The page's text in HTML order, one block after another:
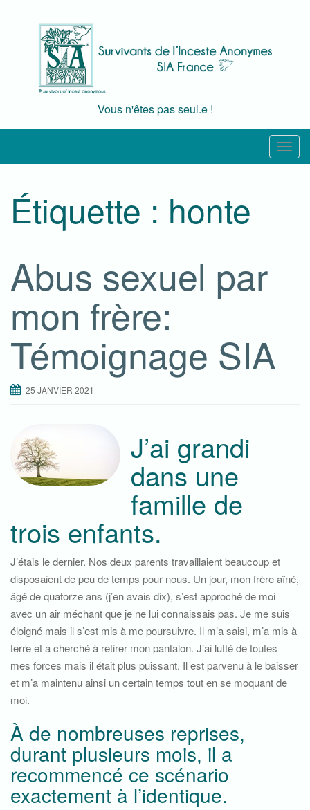
Vous n'êtes pas seul.e !
T
o
Étiquette : honte
Abus sexuel par
mon frère:
Témoignage SIA
25 JANVIER 2021
J’ai grandi
dans une
famille de
trois enfants.
J’étais le dernier. Nos deux parents travaillaient beaucoup et
disposaient de peu de temps pour nous. Un jour, mon frère aîné,
âgé de quatorze ans (j’en avais dix), s’est approché de moi
avec un air méchant que je ne lui connaissais pas. Je me suis
éloigné mais il s’est mis à me poursuivre. Il m’a saisi, m’a mis à
terre et a cherché à retirer mon pantalon. J’ai lutté de toutes
mes forces mais il était plus puissant. Il est parvenu à le baisser
et m’a maintenu ainsi un certain temps tout en se moquant de
moi.
À de nombreuses reprises,
durant plusieurs mois, il a
recommencé ce scénario
exactement à l’identique.